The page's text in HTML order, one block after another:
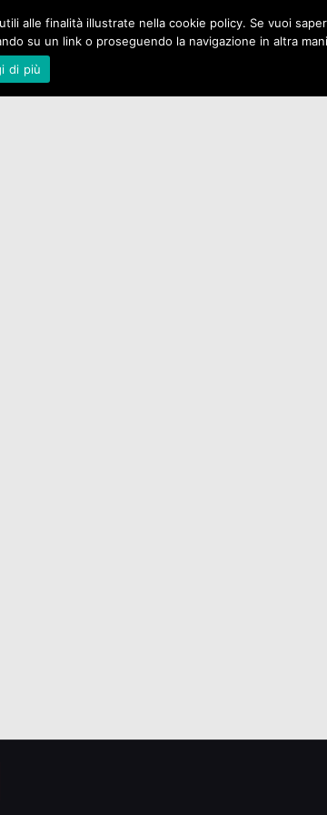
Chi Siamo Pubblicazioni Eventi
alle finalità illustrate nella cookie policy. Se vuoi
su un link o proseguendo la navigazione in altra
di più